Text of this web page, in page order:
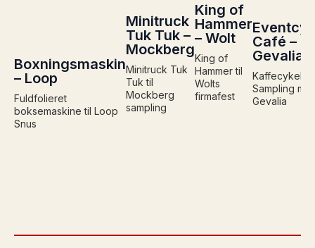
Boxningsmaskin
– Loop
Fuldfolieret
boksemaskine til Loop
Snus
Minitruck
Tuk Tuk –
Mockberg
Minitruck Tuk
Tuk til
Mockberg
sampling
King of
Hammer
– Wolt
King of
Hammer til
Wolts
firmafest
Café –
Gevalia
Kaffecykel
Sampling
Gevalia